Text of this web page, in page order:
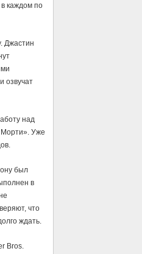
в каждом по
Джастин
озвучат
над
Морти». Уже
был
в
что
ждать.
Bros.